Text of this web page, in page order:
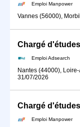
Emploi Manpower
Vannes (56000),
Chargé
Emploi Adsearch
Nantes (44000),
31/07/2026
Chargé
Emploi Manpower